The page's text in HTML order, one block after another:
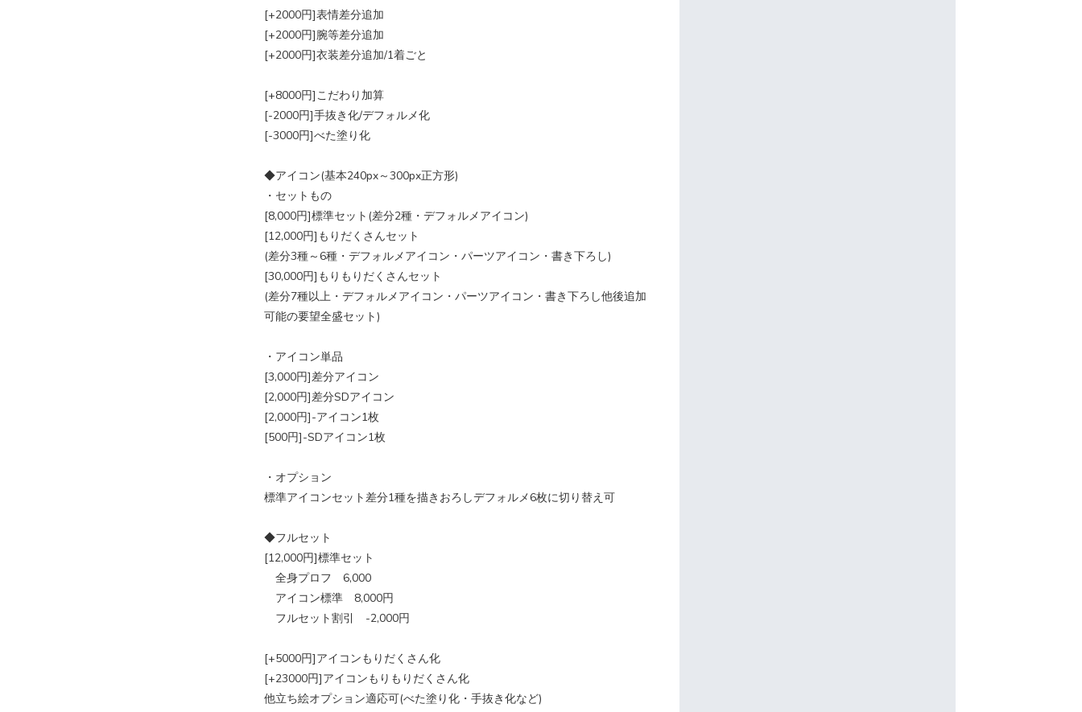
[+2000円]表情差分追加
[+2000円]腕等差分追加
[+2000円]衣装差分追加/1着ごと
[+8000円]こだわり加算
[-2000円]手抜き化/デフォルメ化
[-3000円]べた塗り化
◆アイコン(基本240px～300px正方形)
・セットもの
[8,000円]標準セット(差分2種・デフォルメアイコン)
[12,000円]もりだくさんセット
(差分3種～6種・デフォルメアイコン・パーツアイコン・書き下ろし)
[30,000円]もりもりだくさんセット
(差分7種以上・デフォルメアイコン・パーツアイコン・書き下ろし他後追加
可能の要望全盛セット)
・アイコン単品
[3,000円]差分アイコン
[2,000円]差分SDアイコン
[2,000円]-アイコン1枚
[500円]-SDアイコン1枚
・オプション
標準アイコンセット差分1種を描きおろしデフォルメ6枚に切り替え可
◆フルセット
[12,000円]標準セット
全身プロフ 6,000
アイコン標準 8,000円
フルセット割引 -2,000円
[+5000円]アイコンもりだくさん化
[+23000円]アイコンもりもりだくさん化
他立ち絵オプション適応可(べた塗り化・手抜き化など)